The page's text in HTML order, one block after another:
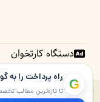
دستگاه کارتخوان
© ۱۴۰۵ – ۱۳۹۰
G راه پرداخت را به
تا تازه‌ترین مطالب